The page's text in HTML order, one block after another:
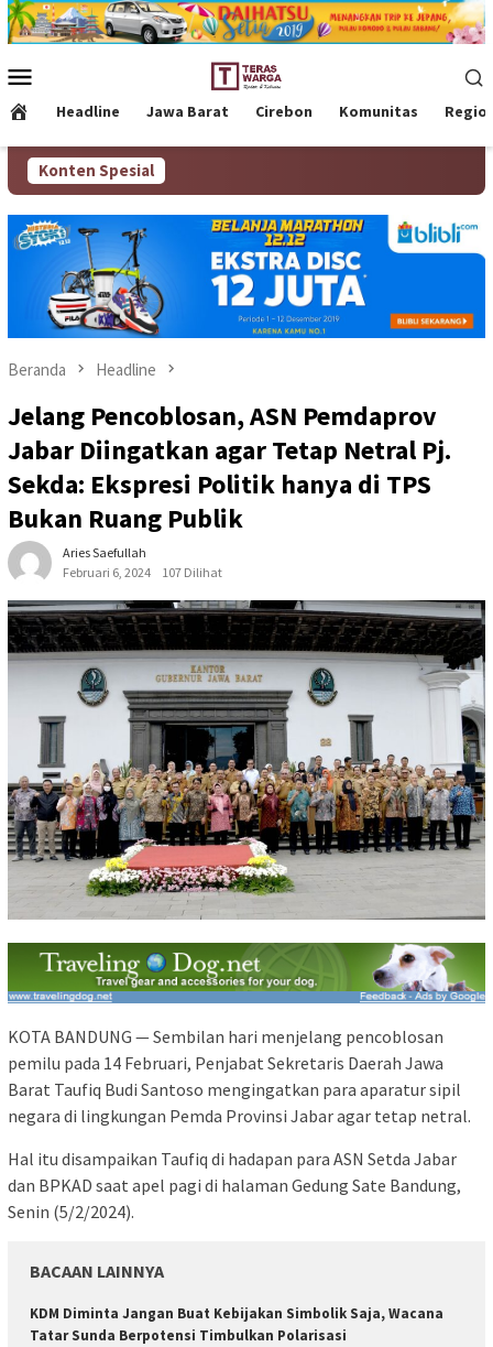
Loncat
ke
Mobile
Headline Jawa Barat Cirebon Komunitas
Konten Spesial
Beranda Headline
Jelang Pencoblosan, ASN Pemdaprov
Jabar Diingatkan agar Tetap Netral Pj.
Sekda: Ekspresi Politik hanya di TPS
Bukan Ruang Publik
Aries Saefullah
Februari 6, 2024
107 Dilihat
KOTA BANDUNG — Sembilan hari menjelang pencoblosan
pemilu pada 14 Februari, Penjabat Sekretaris Daerah Jawa
Barat Taufiq Budi Santoso mengingatkan para aparatur sipil
negara di lingkungan Pemda Provinsi Jabar agar tetap netral.
Hal itu disampaikan Taufiq di hadapan para ASN Setda Jabar
dan BPKAD saat apel pagi di halaman Gedung Sate Bandung,
Senin (5/2/2024).
BACAAN LAINNYA
KDM Diminta Jangan Buat Kebijakan Simbolik Saja, Wacana
Tatar Sunda Berpotensi Timbulkan Polarisasi